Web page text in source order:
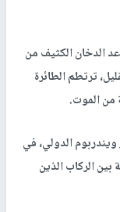
الدخان الكثيف من
ترتطم الطائرة
من الموت.
الدولي، في
بين الركاب الذين